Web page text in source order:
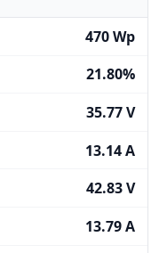
470 Wp
21.80%
35.77 V
13.14 A
42.83 V
13.79 A